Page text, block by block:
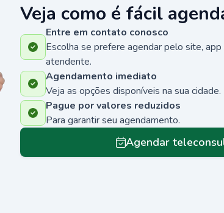
Veja como é fácil
Entre em contato conosco
Escolha se prefere agendar pelo site,
atendente.
Agendamento imediato
Veja as opções disponíveis na sua cidade.
Pague por valores reduzidos
Para garantir seu agendamento.
Agendar